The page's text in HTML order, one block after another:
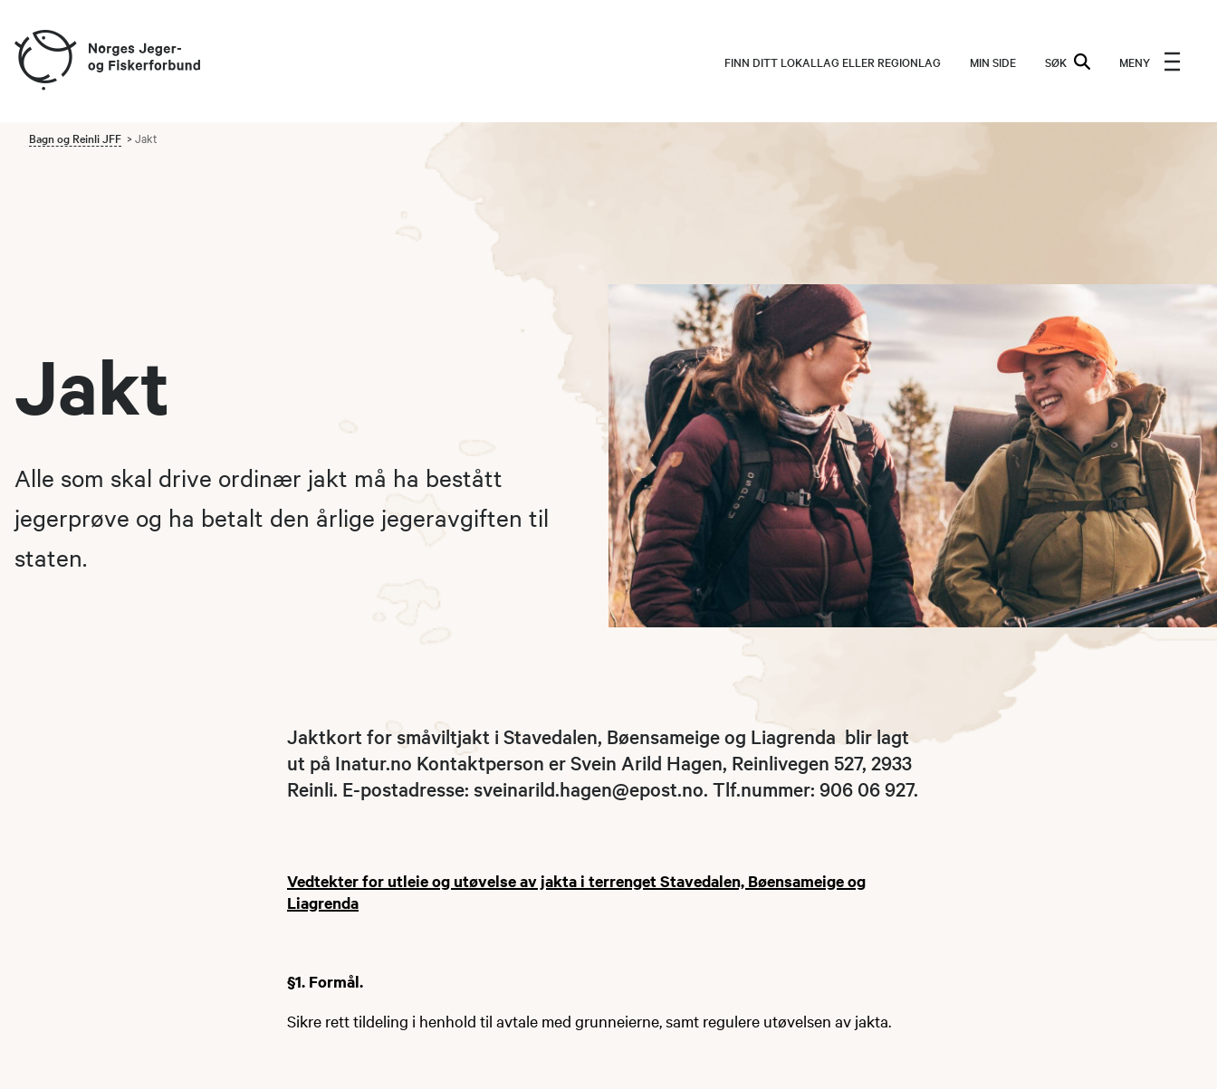
FINN DITT LOKALLAG ELLER REGIONLAG MIN SIDE SØK MENY
Bagn og Reinli JFF Jakt
Jakt
Alle som skal drive ordinær jakt må ha bestått
jegerprøve og ha betalt den årlige jegeravgiften til
staten.
Jaktkort for småviltjakt i Stavedalen, Bøensameige og Liagrenda blir lagt
ut på Inatur.no Kontaktperson er Svein Arild Hagen, Reinlivegen 527, 2933
Reinli. E-postadresse: sveinarild.hagen@epost.no. Tlf.nummer: 906 06 927.
Vedtekter for utleie og utøvelse av jakta i terrenget Stavedalen, Bøensameige og
Liagrenda
§1. Formål.
Sikre rett tildeling i henhold til avtale med grunneierne, samt regulere utøvelsen av jakta.